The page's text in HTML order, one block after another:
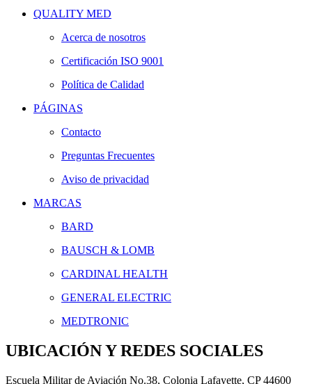
QUALITY MED
Acerca de nosotros
Certificación ISO 9001
Política de Calidad
PÁGINAS
Contacto
Preguntas Frecuentes
Aviso de privacidad
MARCAS
BARD
BAUSCH & LOMB
CARDINAL HEALTH
GENERAL ELECTRIC
MEDTRONIC
UBICACIÓN Y REDES SOCIALES
Escuela Militar de Aviación No.38, Colonia Lafayette, CP 44600